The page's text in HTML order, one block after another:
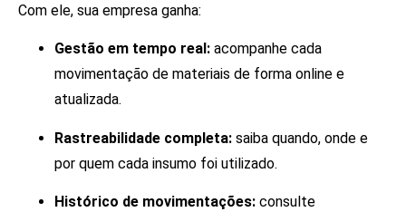
Com ele, sua empresa ganha:
Gestão em tempo real: acompanhe cada
movimentação de materiais de forma online e
atualizada.
Rastreabilidade completa: saiba quando, onde e
por quem cada insumo foi utilizado.
Histórico de movimentações: consulte